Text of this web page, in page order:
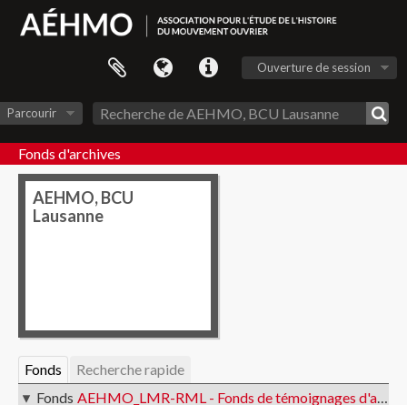
Ouverture de session
Parcourir
Fonds d'archives
AEHMO, BCU
Lausanne
Fonds
Recherche rapide
Fonds AEHMO_LMR-RML - Fonds de témoignages d'anciennes et anciens militants